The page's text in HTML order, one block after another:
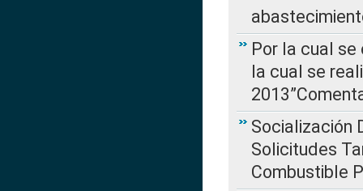
Por la cual se
la cual se
Socialización
Solicitudes
Combustible